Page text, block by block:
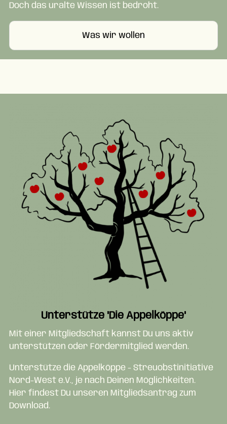
Doch das uralte Wissen ist bedroht.
Was wir wollen
Unterstütze "Die Appelköppe"
Mit einer Mitgliedschaft kannst Du uns aktiv
unterstützen oder Fördermitglied werden.
Unterstütze die Appelköppe - Streuobstinitiative
Nord-West e.V., je nach Deinen Möglichkeiten.
Hier findest Du unseren Mitgliedsantrag zum
Download.